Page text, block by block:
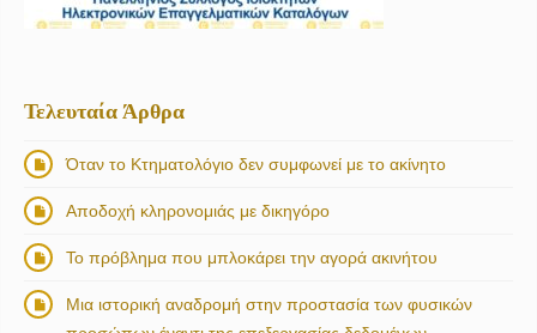
Τελευταία Άρθρα
Όταν το Κτηματολόγιο δεν συμφωνεί με το ακίνητο
Αποδοχή κληρονομιάς με δικηγόρο
Το πρόβλημα που μπλοκάρει την αγορά ακινήτου
Μια ιστορική αναδρομή στην προστασία των φυσικών